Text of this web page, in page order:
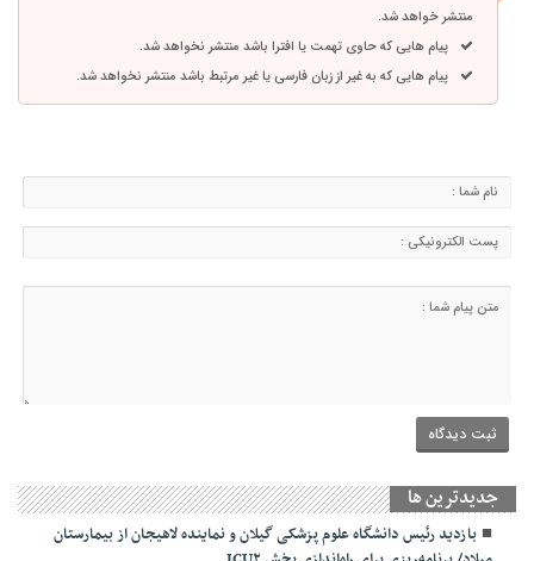
منتشر خواهد شد.
پیام هایی که حاوی تهمت یا افترا باشد منتشر نخواهد شد.
پیام هایی که به غیر از زبان فارسی یا غیر مرتبط باشد منتشر نخواهد شد.
جديدترين ها
بازدید رئیس دانشگاه علوم پزشکی گیلان و نماینده لاهیجان از بیمارستان